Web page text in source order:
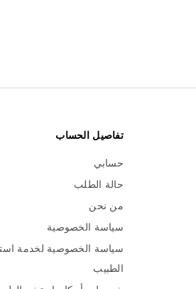
تفاصيل الحساب
حسابي
حالة الطلب
من نحن
سياسة الخصوصية
سياسة الخصوصية لخدمة
الطبيب